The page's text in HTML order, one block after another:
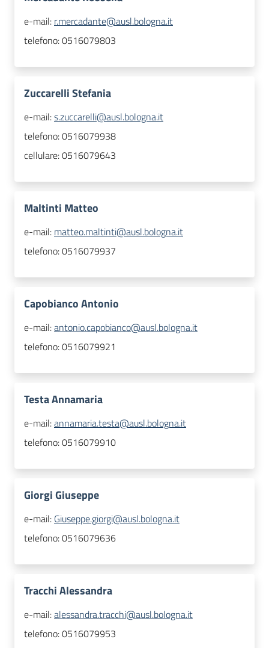
e-mail: r.mercadante@ausl.bologna.it
telefono:0516079803
Zuccarelli Stefania
e-mail:s.zuccarelli@ausl.bologna.it
telefono:0516079938
cellulare:0516079643
Maltinti Matteo
e-mail: matteo.maltinti@ausl.bologna.it
telefono:0516079937
Capobianco Antonio
e-mail:antonio.capobianco@ausl.bologna.it
telefono:0516079921
Testa Annamaria
e-mail:annamaria.testa@ausl.bologna.it
telefono:0516079910
Giorgi Giuseppe
e-mail: Giuseppe.giorgi@ausl.bologna.it
telefono:0516079636
Tracchi Alessandra
e-mail:alessandra.tracchi@ausl.bologna.it
telefono:0516079953